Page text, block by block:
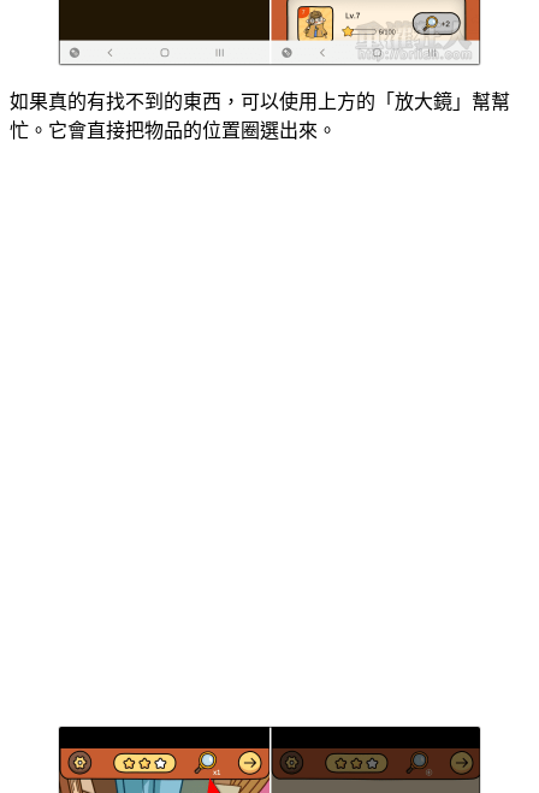
如果真的有找不到的東西，可以使用上方的「放大鏡」幫幫
忙。它會直接把物品的位置圈選出來。